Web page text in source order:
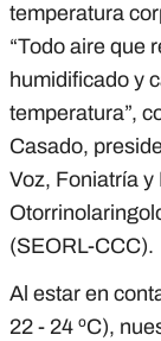
temperatura
“Todo aire que
humidificado y
temperatura”,
Casado,
Voz, Foniatría
(SEORL-CCC).
Al estar en
22 - 24 ºC),